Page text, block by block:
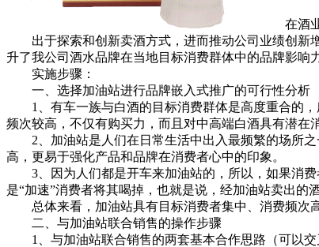
在酒业
出于探索和创新卖酒方式，进而推动公司业绩创新增
升了我公司酒水品牌在当地目标消费群体中的品牌影响
实施步骤：
一、选择加油站进行品牌嵌入式推广的可行性分析
1、有车一族与白酒的目标消费群体是高度重合的，
频次较高，不仅有购买力，而且对中高端白酒具有潜在
2、加油站是人们在日常生活中出入最频繁的场所之
高，更易于强化产品和品牌在消费者心中的印象。
3、因为人们都是开车来加油站的，所以，如果消费
是“加速”消费者将其喝掉，也就是说，经加油站卖出的
总体来看，加油站具有目标消费者集中、消费频次高
二、与加油站联合销售的操作步骤
1、与加油站联合销售的两套基本合作思路（可以交